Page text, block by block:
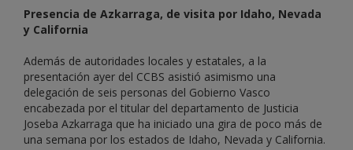
Presencia de Azkarraga, de visita por Idaho, Nevada
y California
Además de autoridades locales y estatales, a la
presentación ayer del CCBS asistió asimismo una
delegación de seis personas del Gobierno Vasco
encabezada por el titular del departamento de Justicia
Joseba Azkarraga que ha iniciado una gira de poco más de
una semana por los estados de Idaho, Nevada y California.